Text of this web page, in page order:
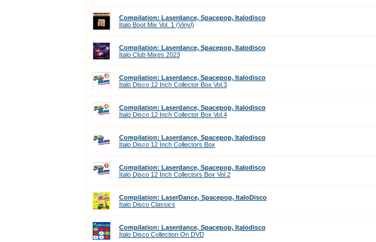
Compilation: Laserdance, Spacepop, Italodisco
Italo Boot Mix Vol. 1 (Vinyl)
Compilation: Laserdance, Spacepop, Italodisco
Italo Club Mixes 2023
Compilation: Laserdance, Spacepop, Italodisco
Italo Disco 12 Inch Collector Box Vol.3
Compilation: Laserdance, Spacepop, Italodisco
Italo Disco 12 Inch Collector Box Vol.4
Compilation: Laserdance, Spacepop, Italodisco
Italo Disco 12 Inch Collectors Box
Compilation: Laserdance, Spacepop, Italodisco
Italo Disco 12 Inch Collectors Box Vol.2
Compilation: LaserDance, Spacepop, ItaloDisco
Italo Disco Classics
Compilation: Laserdance, Spacepop, Italodisco
Italo Disco Collection On DVD